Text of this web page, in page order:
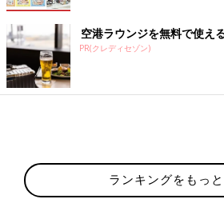
空港ラウンジを無料で使え
PR(クレディセゾン)
ランキングをもっ